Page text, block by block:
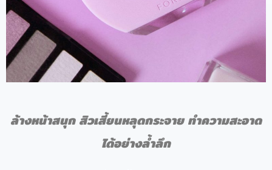
ล้างหน้าสนุก สิวเสี้ยนหลุดกระจาย ทำความสะอาด
ได้อย่างล้ำลึก